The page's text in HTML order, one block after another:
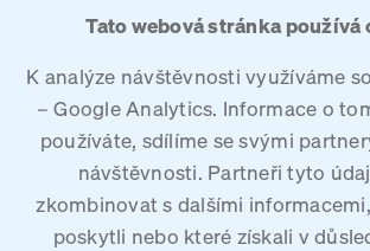
Tato webová stránka používá
K analýze návštěvnosti využíváme
– Google Analytics. Informace o
používáte, sdílíme se svými
návštěvnosti. Partneři tyto
zkombinovat s dalšími
poskytli nebo které získali v